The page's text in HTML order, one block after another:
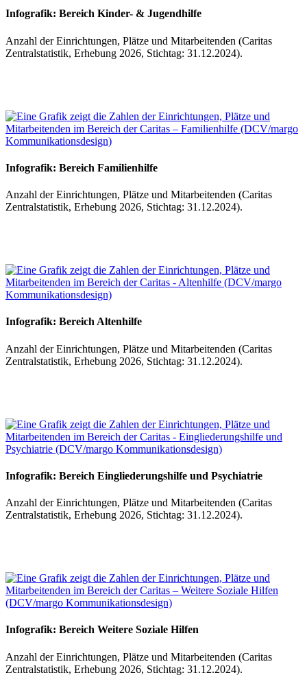
Infografik: Bereich Kinder- & Jugendhilfe
Anzahl der Einrichtungen, Plätze und Mitarbeitenden (Caritas
Zentralstatistik, Erhebung 2026, Stichtag: 31.12.2024).
Infografik: Bereich Familienhilfe
Anzahl der Einrichtungen, Plätze und Mitarbeitenden (Caritas
Zentralstatistik, Erhebung 2026, Stichtag: 31.12.2024).
Infografik: Bereich Altenhilfe
Anzahl der Einrichtungen, Plätze und Mitarbeitenden (Caritas
Zentralstatistik, Erhebung 2026, Stichtag: 31.12.2024).
Infografik: Bereich Eingliederungshilfe und Psychiatrie
Anzahl der Einrichtungen, Plätze und Mitarbeitenden (Caritas
Zentralstatistik, Erhebung 2026, Stichtag: 31.12.2024).
Infografik: Bereich Weitere Soziale Hilfen
Anzahl der Einrichtungen, Plätze und Mitarbeitenden (Caritas
Zentralstatistik, Erhebung 2026, Stichtag: 31.12.2024).